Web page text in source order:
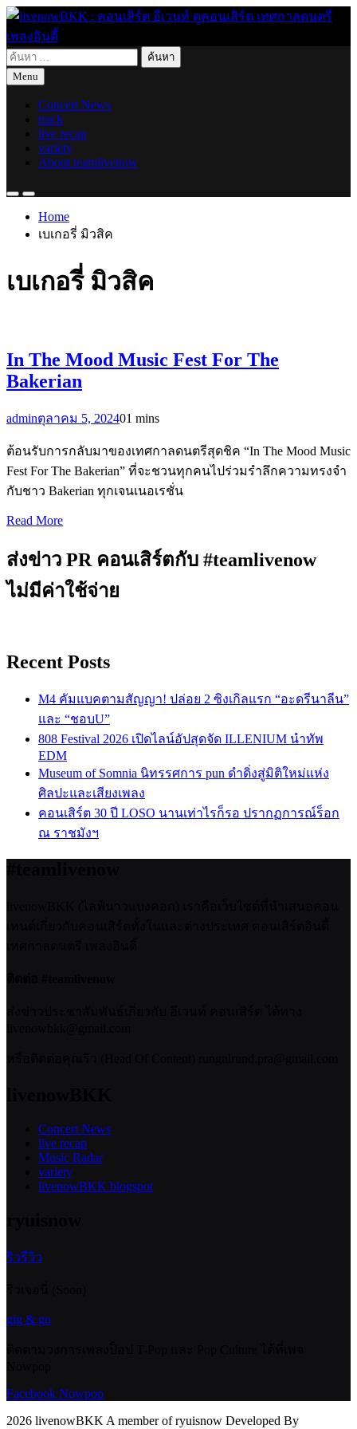
Skip
content
livenowBKK : คอนเสิร์ต อีเวนท์ ดูคอนเสิร์ต เทศกาลดนตรี เพลง
อินดี้
live for today
ค้นหา
สำหรับ:
Menu
Concert News
track
live recap
variety
About teamlivenow
Home
เบเกอรี่ มิวสิค
เบเกอรี่ มิวสิค
In The Mood Music Fest For The
Bakerian
adminตุลาคม 5, 202401 mins
ต้อนรับการกลับมาของเทศกาลดนตรีสุดชิค “In The Mood Music
Fest For The Bakerian” ที่จะชวนทุกคนไปร่วมรำลึกความทรงจำ
กับชาว Bakerian ทุกเจนเนอเรชั่น
Read More
ส่งข่าว PR คอนเสิร์ตกับ #teamlivenow
ไม่มีค่าใช้จ่าย
Recent Posts
M4 คัมแบคตามสัญญา! ปล่อย 2 ซิงเกิลแรก “อะดรีนาลีน”
และ “ชอบU”
808 Festival 2026 เปิดไลน์อัปสุดจัด ILLENIUM นำทัพ
EDM
Museum of Somnia นิทรรศการ pun ดำดิ่งสู่มิติใหม่แห่ง
ศิลปะและเสียงเพลง
คอนเสิร์ต 30 ปี LOSO นานเท่าไรก็รอ ปรากฏการณ์ร็อก
ณ ราชมังฯ
Concert News
live recap
Music Radar
variety
livenowBKK blogspot
ริวรีวิว
gig & go
Facebook Nowpop
2026 livenowBKK A member of ryuisnow Developed By